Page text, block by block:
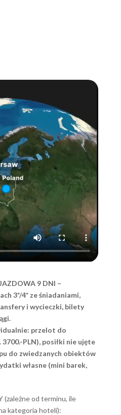
9 DNI –
3*/4* ze śniadaniami,
i wycieczki, bilety
przelot do
PLN), posiłki nie ujęte
do zwiedzanych obiektów
własne (mini barek,
(zależne od terminu, ile
kategoria hoteli):